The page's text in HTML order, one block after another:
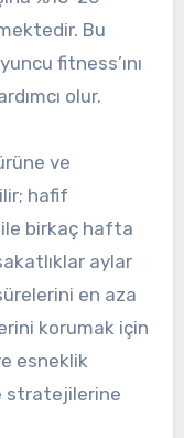
Bu
fitness’ını
olur.
ve
hafif
birkaç hafta
aylar
en aza
korumak için
esneklik
stratejilerine